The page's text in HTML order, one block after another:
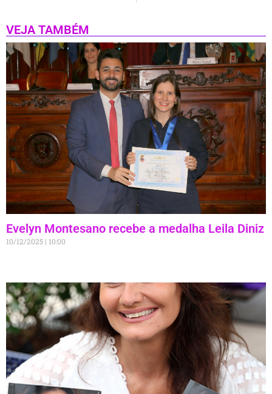
VEJA TAMBÉM
Evelyn Montesano recebe a medalha Leila Diniz
10/12/2025 10:00